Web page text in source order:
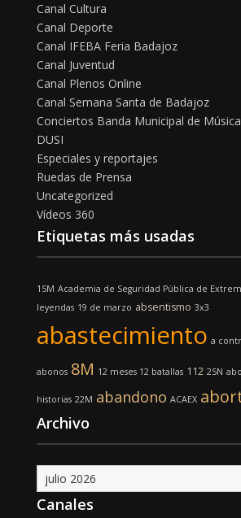
Canal Cultura
Canal Deporte
Canal IFEBA Feria Badajoz
Canal Juventud
Canal Plenos Online
Canal Semana Santa de Badajoz
Conciertos Banda Municipal de
DUSI
Especiales y reportajes
Ruedas de Prensa
Uncategorized
Vídeos 360
Etiquetas más usadas
15M Academia de Seguridad Pública de
leyendas 19 de marzo absentismo 3x3
abastecimiento a
abonos 8M 12 meses 12 batallas 112 25N
historias 22M abandono ACAEX
Archivo
Archivo
Canales